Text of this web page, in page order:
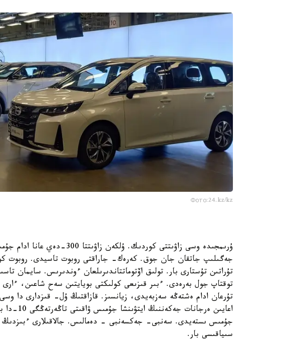
Фото:24.kz/kz
ۇرىمجىدە وسى زاۋىتتى كوردىك.
جەگىلىپ جاتقان جان جوق. كەرەك- جاراقتى روبوت تاسيدى. روبوت
تۇراتىن تۇستارى بار. تولىق اۆتوماتتاندىرىلعان ءوندىرىس. سايمان
توقتاپ جول بەرەدى. ءبىر قىزىعى كولىكتى بويايتىن سەح شاعىن،
تۇرعان ادام ەشتەڭە سەزبەيدى، زيانسىز. قازاقتىڭ ۇل- قىزدارى دا
سىياقىسى بار.